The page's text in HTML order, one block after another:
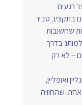
רגעים
בתקציב סביר.
שחשובות
בדרך
– לא רק
ואופליין,
שהחוויה